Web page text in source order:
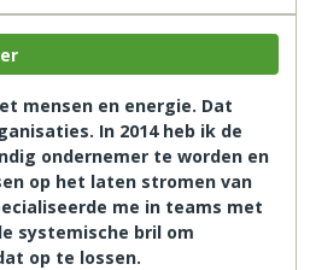
mensen en energie. Dat
In 2014 heb ik de
ondernemer te worden en
op het laten stromen van
me in teams met
systemische bril om
op te lossen.